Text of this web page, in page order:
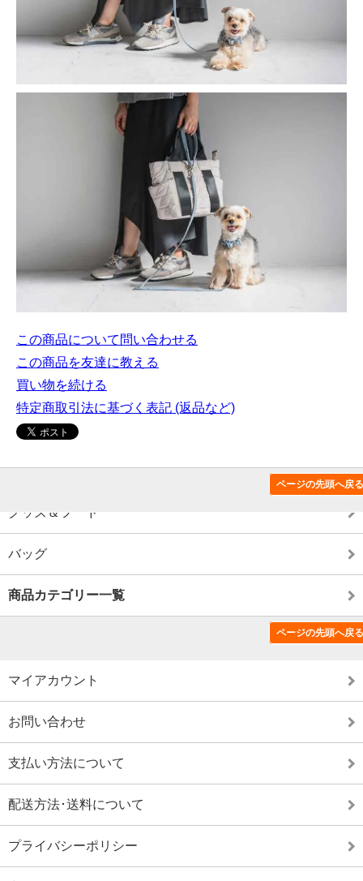
この商品について問い合わせる
この商品を友達に教える
買い物を続ける
特定商取引法に基づく表記 (返品など)
ページの先頭へ戻る
グッズ＆フード
バッグ
商品カテゴリー一覧
ページの先頭へ戻る
マイアカウント
お問い合わせ
支払い方法について
配送方法･送料について
プライバシーポリシー